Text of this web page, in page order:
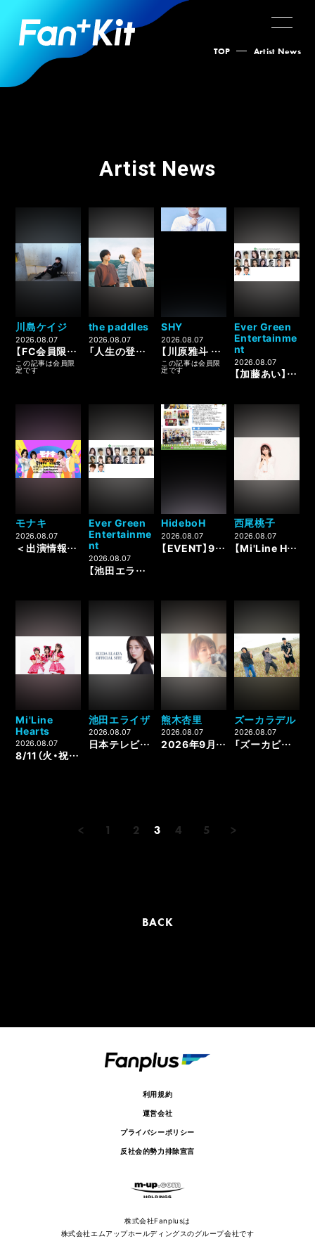
TOP Artist News
Artist News
川島ケイジ
2026.08.07
【FC会員限定】川島ケイジ Live＆ファンミーティング in 花ごよみ 予約開始！
この記事は会員限
定です
the paddles
2026.08.07
「人生の登場人物として -天王山編-」開催決定！
SHY
2026.08.07
【川原雅斗 今日の格言。】Day21 更新
この記事は会員限
定です
Ever Green
Entertainme
nt
2026.08.07
【加藤あい】NTTドコモ 新CM 出演決定♪
モナキ
2026.08.07
＜出演情報＞9/22（火）「ライブサイト in ONE ASIA WORLD」
Ever Green
Entertainme
nt
2026.08.07
【池田エライザ】日本テレビ『ぐるナイ ゴチになります』出演決定♪
HideboH
2026.08.07
【EVENT】9月6日(日)「子育てフェスティバル2026」出演決定！
西尾桃子
2026.08.07
【Mi'Line Hearts】8/11（火・祝）にYOKOHAMA COAST garage+にて行われる「ABC IDOL」のタイムテーブルが公開
Mi'Line
Hearts
2026.08.07
8/11（火・祝）にYOKOHAMA COAST garage+にて行われる「ABC IDOL」のタイムテーブルが公開！
池田エライザ
2026.08.07
日本テレビ『ぐるナイ ゴチになります』出演決定♪
熊木杏里
2026.08.07
2026年9月22日（火・休）「風とロック芋煮会」出演決定とタイムスケジュール発表！
ズーカラデル
2026.08.07
「ズーカビデオ」（【FC限定企画】ズーカラデルの夏休み2026）更新！
< 1 2 3 4 5 >
BACK
利用規約
運営会社
プライバシーポリシー
反社会的勢力排除宣言
株式会社Fanplusは
株式会社エムアップホールディングスのグループ会社です